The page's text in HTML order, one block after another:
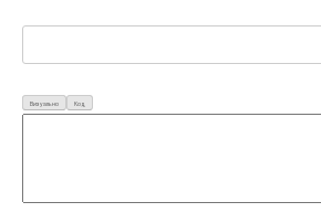
Визуально Код